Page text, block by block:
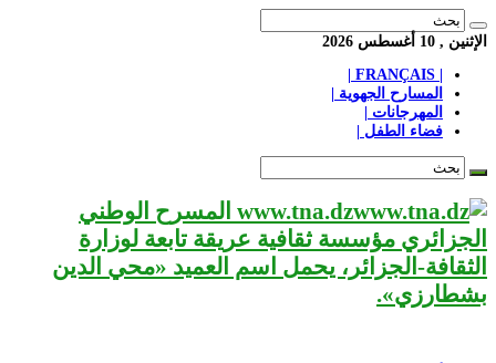
الإثنين , 10 أغسطس 2026
المسارح الجهوية |
المهرجانات |
فضاء الطفل |
www.tna.dz المسرح الوطني
الجزائري مؤسسة ثقافية عريقة تابعة لوزارة
الثقافة-الجزائر، يحمل اسم العميد «محي الدين
بشطارزي».